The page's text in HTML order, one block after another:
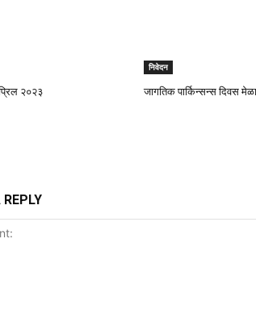
२०२३
निवेदन
जागतिक पार्किन्सन्स दिवस
REPLY